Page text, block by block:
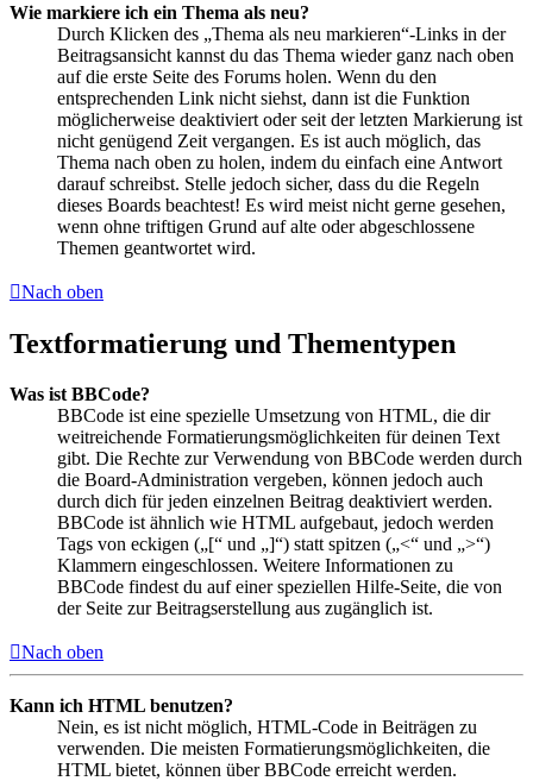
Wie markiere ich ein Thema als neu?
Durch Klicken des „Thema als neu markieren“-Links in der
Beitragsansicht kannst du das Thema wieder ganz nach oben
auf die erste Seite des Forums holen. Wenn du den
entsprechenden Link nicht siehst, dann ist die Funktion
möglicherweise deaktiviert oder seit der letzten Markierung ist
nicht genügend Zeit vergangen. Es ist auch möglich, das
Thema nach oben zu holen, indem du einfach eine Antwort
darauf schreibst. Stelle jedoch sicher, dass du die Regeln
dieses Boards beachtest! Es wird meist nicht gerne gesehen,
wenn ohne triftigen Grund auf alte oder abgeschlossene
Themen geantwortet wird.
Nach oben
Textformatierung und Thementypen
Was ist BBCode?
BBCode ist eine spezielle Umsetzung von HTML, die dir
weitreichende Formatierungsmöglichkeiten für deinen Text
gibt. Die Rechte zur Verwendung von BBCode werden durch
die Board-Administration vergeben, können jedoch auch
durch dich für jeden einzelnen Beitrag deaktiviert werden.
BBCode ist ähnlich wie HTML aufgebaut, jedoch werden
Tags von eckigen („[“ und „]“) statt spitzen („<“ und „>“)
Klammern eingeschlossen. Weitere Informationen zu
BBCode findest du auf einer speziellen Hilfe-Seite, die von
der Seite zur Beitragserstellung aus zugänglich ist.
Nach oben
Kann ich HTML benutzen?
Nein, es ist nicht möglich, HTML-Code in Beiträgen zu
verwenden. Die meisten Formatierungsmöglichkeiten, die
HTML bietet, können über BBCode erreicht werden.